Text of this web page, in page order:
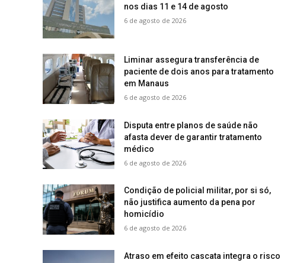
nos dias 11 e 14 de agosto
6 de agosto de 2026
Liminar assegura transferência de
paciente de dois anos para tratamento
em Manaus
6 de agosto de 2026
Disputa entre planos de saúde não
afasta dever de garantir tratamento
médico
6 de agosto de 2026
Condição de policial militar, por si só,
não justifica aumento da pena por
homicídio
6 de agosto de 2026
Atraso em efeito cascata integra o risco